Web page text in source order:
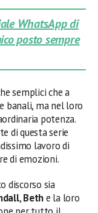
WhatsApp di
posto sempre
semplici che a
banali, ma nel loro
potenza.
di questa serie
lavoro di
di emozioni.
discorso sia
,Bethe la loro